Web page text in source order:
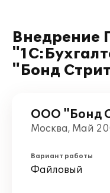
Внедрение
"Бонд
ООО "Бонд
Москва, Май
Вариант работы
Файловый